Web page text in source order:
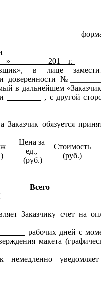
» 201
г.
в лице
доверенности
в дальнейшем
, с другой
Заказчик обязуется
Цена за
ед.,
(руб.)
Стоимость
(руб.)
Всего
Заказчику счет на
рабочих дней с
макета
немедленно